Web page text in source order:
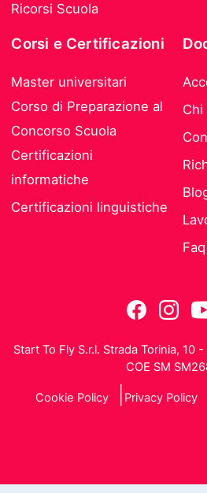
Ricorsi Scuola
Corsi e Certificazioni
Master universitari
Corso di Preparazione al
Concorso Scuola
Certificazioni
informatiche
Certificazioni linguistiche
Chi
Faq
Start To Fly S.r.l. Strada Torinia, 10
COE SM
Cookie Policy Privacy Policy